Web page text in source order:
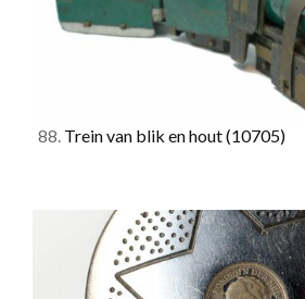
88. Trein van blik en hout(10705)